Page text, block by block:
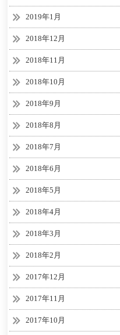
2019年1月
2018年12月
2018年11月
2018年10月
2018年9月
2018年8月
2018年7月
2018年6月
2018年5月
2018年4月
2018年3月
2018年2月
2017年12月
2017年11月
2017年10月